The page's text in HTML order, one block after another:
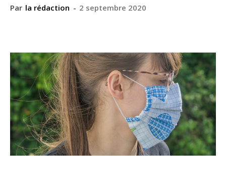
Par la rédaction - 2 septembre 2020